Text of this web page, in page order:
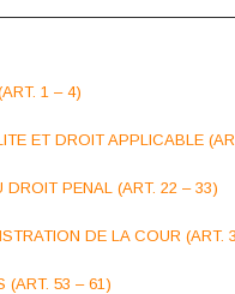
1 – 4)
ET DROIT APPLICABLE
DROIT PENAL (ART. 22 – 33)
DE LA COUR (ART.
(ART. 53 – 61)